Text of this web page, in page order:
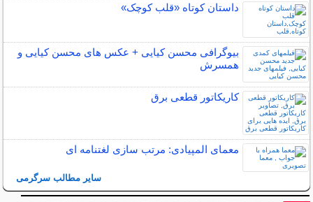
داستان کوتاه «قلب کوچک»
بیوگرافی محسن کیایی + عکس های محسن کیایی و
همسرش
کاریکاتور قطعی برق
معمای المپیادی: مرتب سازی لغتنامه ای
سایر مطالب سرگرمی